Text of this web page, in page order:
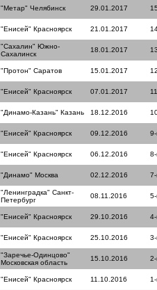
"Метар" Челябинск 29.01.2017
"Енисей" Красноярск 21.01.2017
"Сахалин" Южно-
Сахалинск
18.01.2017
"Протон" Саратов 15.01.2017
"Енисей" Красноярск 07.01.2017
"Динамо-Казань" Казань 18.12.2016
"Енисей" Красноярск 09.12.2016
"Енисей" Красноярск 06.12.2016
"Динамо" Москва 02.12.2016
"Ленинградка" Санкт-
Петербург
08.11.2016
"Енисей" Красноярск 29.10.2016
"Енисей" Красноярск 25.10.2016
"Заречье-Одинцово"
Московская область
15.10.2016
"Енисей" Красноярск 11.10.2016